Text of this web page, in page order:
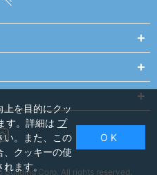
Instagram
Corp. All rights reserved.
上を目的にクッ
す。詳細は プ
い。また、この
、クッキーの使
れます。
O K